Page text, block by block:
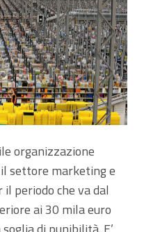
organizzazione
settore marketing e
periodo che va dal
ai 30 mila euro